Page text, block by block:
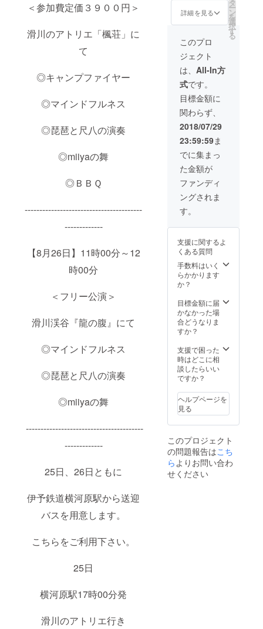
＜参加費定価３９００円＞
滑川のアトリエ「楓荘」に
て
◎キャンプファイヤー
◎マインドフルネス
◎琵琶と尺八の演奏
◎miiyaの舞
◎ＢＢＱ
----------------------------------------
-------------
【8月26日】11時00分～12
時00分
＜フリー公演＞
滑川渓谷『龍の腹』にて
◎マインドフルネス
◎琵琶と尺八の演奏
◎miiyaの舞
----------------------------------------
-------------
25日、26日ともに
伊予鉄道横河原駅から送迎
バスを用意します。
こちらをご利用下さい。
25日
横河原駅17時00分発
滑川のアトリエ行き
間後までにお渡
しいたしますの
連絡いたしま
す。＞ miiyaパ
フォーマンス
DVD 後日東京で
報告会参加権利
(2018年9月9日
東京六本木周辺)
報告会幹事企画
(8月中に会場選
び、会司会進行
など報告会に向
け中心となって
企画をたてる事
ができます。詳
しくはメールに
て)
加出来ない方
は、メールでご
miiyaと2shot お
詳細を見る
タ
ー
ン
を
選
択
す
る
このプロ
ジェクト
は、 All-In方
式です。
目標金額に
関わらず、
2018/07/29
23:59:59ま
でに集まっ
た金額が
ファンディ
ングされま
す。
支援に関するよ
くある質問
手数料はいく
らかかります
か？
目標金額に届
かなかった場
合どうなりま
すか？
支援で困った
時はどこに相
談したらいい
ですか？
ヘルプページを
見る
このプロジェクト
の問題報告はこち
らよりお問い合わ
せください